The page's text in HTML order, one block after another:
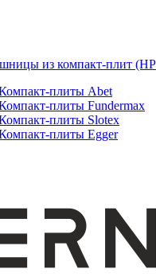
из компакт-плит
плиты Abet
плиты Fundermax
плиты Slotex
плиты Egger